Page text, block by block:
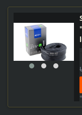
*